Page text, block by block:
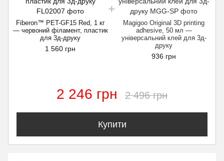
Fiberon™ PET-GF15 Red, 1 кг
— червоний філамент, пластик
для 3д-друку
1 560 грн
Magigoo Original 3D printing
adhesive, 50 мл —
універсальний клей для 3д-
друку
936 грн
2 246 грн 2 496 грн
Купити